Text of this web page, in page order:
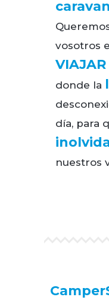
vosotros
VIAJAR
donde la
día, para
nuestros